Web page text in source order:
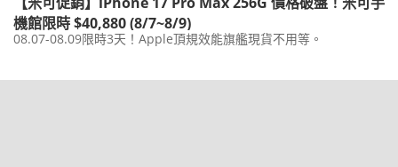
機館限時 $40,880 (8/7~8/9)
08.07-08.09限時3天！Apple頂規效能旗艦現貨不用等。